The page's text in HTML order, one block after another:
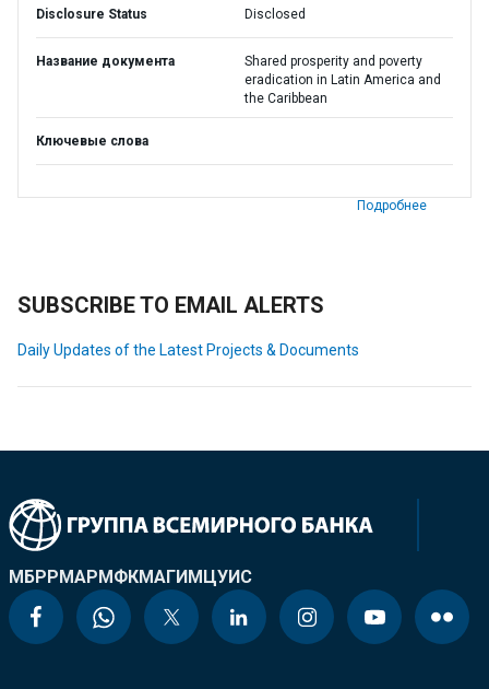
Disclosure Status Disclosed
Название документа
Shared prosperity and poverty
eradication in Latin America and
the Caribbean
Ключевые слова
Подробнее
SUBSCRIBE TO EMAIL ALERTS
Daily Updates of the Latest Projects & Documents
МБРРМАРМФКМАГИМЦУИС